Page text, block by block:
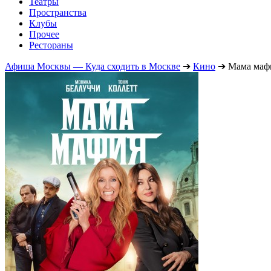
Пространства
Клубы
Прочее
Рестораны
Афиша Москвы — Куда сходить в Москве ➔ Кино ➔ Мама